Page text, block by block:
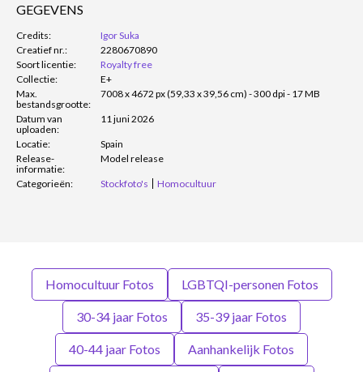
GEGEVENS
Credits:
Igor Suka
Creatief nr.:
2280670890
Soort licentie:
Royalty free
Collectie:
E+
Max.
bestandsgrootte:
7008 x 4672 px (59,33 x 39,56 cm) - 300 dpi - 17 MB
Datum van
uploaden:
11 juni 2026
Locatie:
Spain
Release-
informatie:
Model release
Categorieën: Stockfoto's Homocultuur
Homocultuur Fotos LGBTQI-personen Fotos
30-34 jaar Fotos 35-39 jaar Fotos
40-44 jaar Fotos Aanhankelijk Fotos